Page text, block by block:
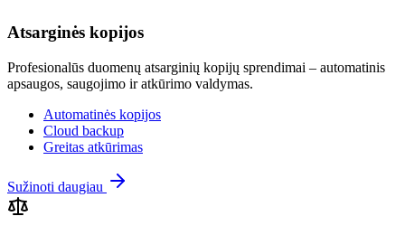
Atsarginės kopijos
Profesionalūs duomenų atsarginių kopijų sprendimai – automatinis
apsaugos, saugojimo ir atkūrimo valdymas.
Automatinės kopijos
Cloud backup
Greitas atkūrimas
Sužinoti daugiau